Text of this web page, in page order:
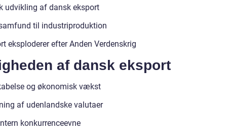
udvikling af dansk eksport
til industriproduktion
eksploderer efter Anden Verdenskrig
af dansk eksport
og økonomisk vækst
af udenlandske valutaer
konkurrenceevne